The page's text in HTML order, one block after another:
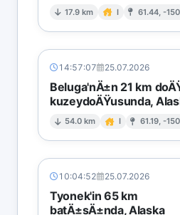
17.9 km I 61.44, -
14:57:07 25.07.2026
Beluga'nÄ±n 21 km
kuzeydoÄŸusunda,
54.0 km I 61.19, -
10:04:52 25.07.2026
Tyonek'in 65 km
batÄ±sÄ±nda, Alaska